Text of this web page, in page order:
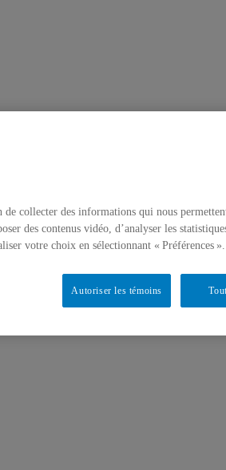
collecter des informations qui nous
des contenus vidéo, d’analyser les
votre choix en sélectionnant « Préférences ».
Autoriser les témoins